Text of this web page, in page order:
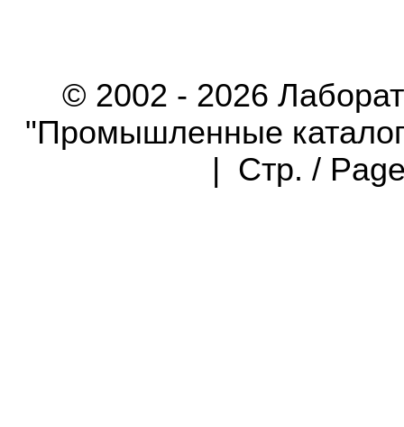
© 2002 - 2026
"Промышленные
| Стр. /